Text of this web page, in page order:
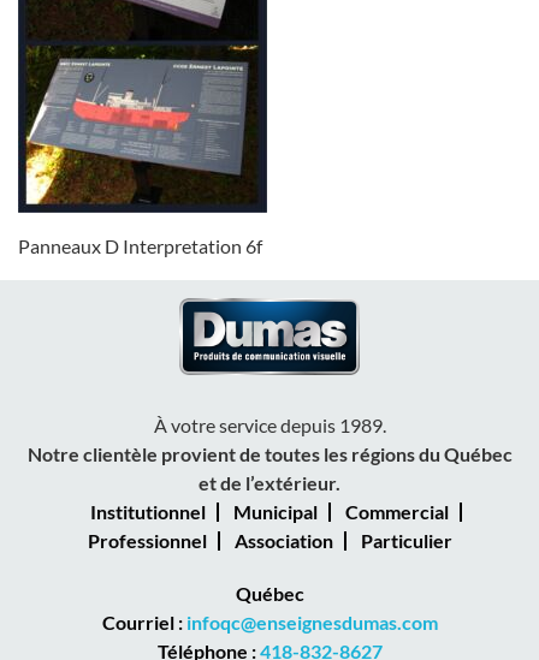
Panneaux D Interpretation 6f
À votre service depuis 1989.
Notre clientèle provient de toutes les régions du Québec
et de l’extérieur.
Institutionnel
Municipal
Commercial
Professionnel
Association Particulier
Québec
Courriel : infoqc@enseignesdumas.com
Téléphone :418-832-8627